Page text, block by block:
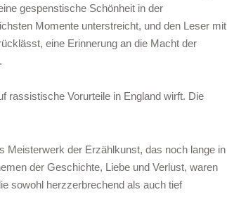
gespenstische Schönheit in der
Momente unterstreicht, und den Leser mit
eine Erinnerung an die Macht der
rassistische Vorurteile in England wirft. Die
Meisterwerk der Erzählkunst, das noch lange in
der Geschichte, Liebe und Verlust, waren
sowohl herzzerbrechend als auch tief